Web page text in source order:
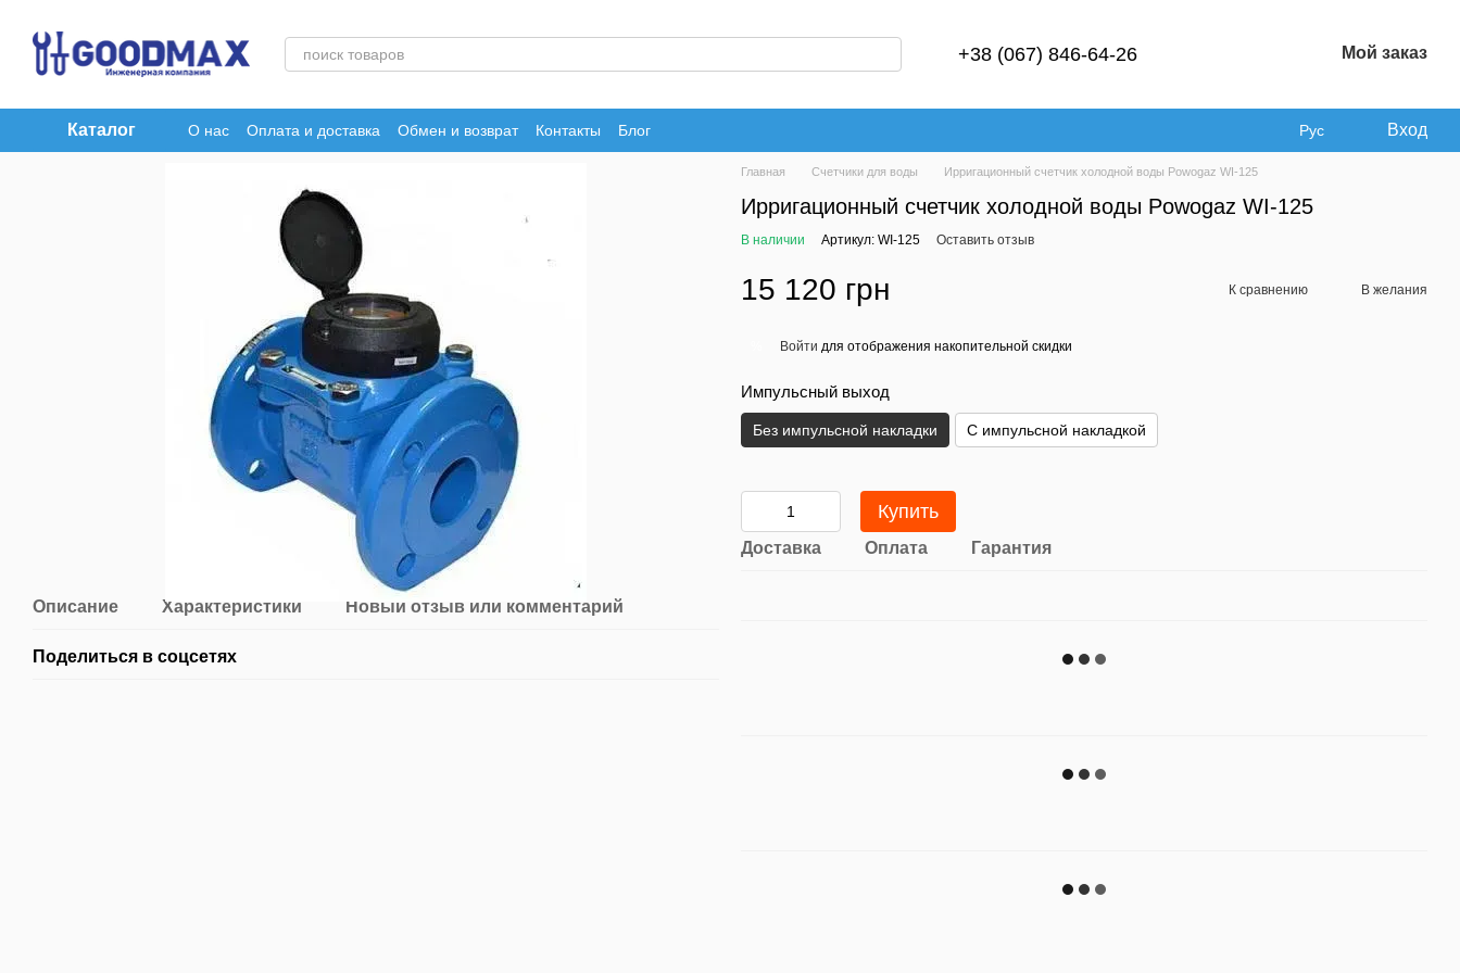
+38 (067) 846-64-26 Мой заказ
Каталог О нас Оплата и доставка Обмен и возврат Контакты Блог Рус Вход
Описание Характеристики Новый отзыв или комментарий
Поделиться в соцсетях
Главная Счетчики для воды Ирригационный счетчик холодной воды Powogaz WI-125
Ирригационный счетчик холодной воды Powogaz WI-125
В наличии Артикул: WI-125 Оставить отзыв
15 120 грн К сравнению В желания
Войти для отображения накопительной скидки
Импульсный выход
Без импульсной накладки С импульсной накладкой
Купить
Доставка Оплата Гарантия